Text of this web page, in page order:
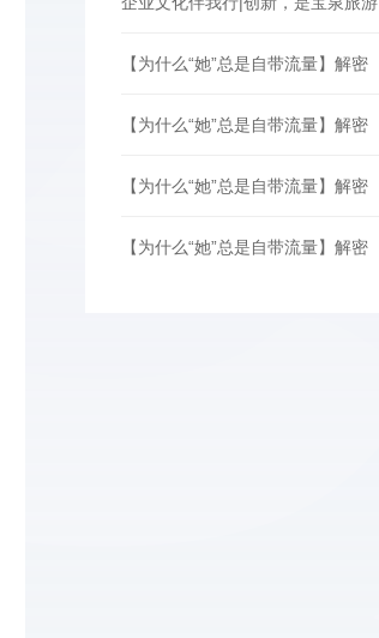
【为什么“她”总是自带流量】解密
【为什么“她”总是自带流量】解密
【为什么“她”总是自带流量】解密
【为什么“她”总是自带流量】解密